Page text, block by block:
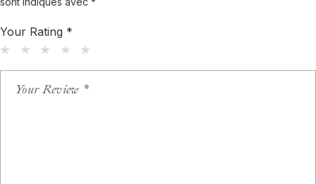
Your Rating *